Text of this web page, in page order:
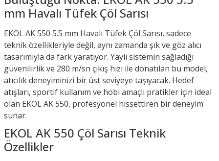
mm Havalı Tüfek Çöl Sarısı
EKOL AK 550 5.5 mm Havalı Tüfek Çöl Sarısı, sadece
teknik özellikleriyle değil, aynı zamanda şık ve göz alıcı
tasarımıyla da fark yaratıyor. Yaylı sistemin sağladığı
güvenilirlik ve 280 m/sn çıkış hızı ile donatılan bu model,
atıcılık deneyiminizi bir üst seviyeye taşıyacak. Hedef
atışları, sportif kullanım ve hobi amaçlı pratikler için ideal
olan EKOL AK 550, profesyonel hissettiren bir deneyim
sunar.
EKOL AK 550 Çöl Sarısı Teknik
Özellikler